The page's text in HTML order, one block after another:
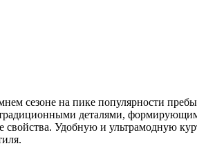
сезоне на пике популярности
традиционными деталями,
свойства. Удобную и ультрамодную